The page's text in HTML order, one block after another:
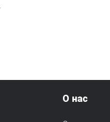
О нас